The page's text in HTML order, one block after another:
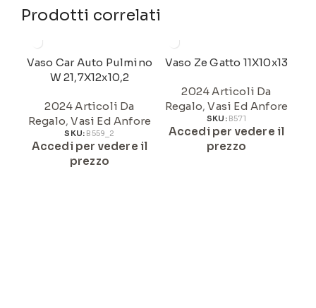
Prodotti correlati
Vaso Car Auto Pulmino
W 21,7X12x10,2
2024 Articoli Da
Regalo,Vasi Ed Anfore
SKU: B559_2
Accedi per vedere il
prezzo
Vaso Ze Gatto 11X10x13
2024 Articoli Da
Regalo,Vasi Ed Anfore
SKU: B571
Accedi per vedere il
prezzo